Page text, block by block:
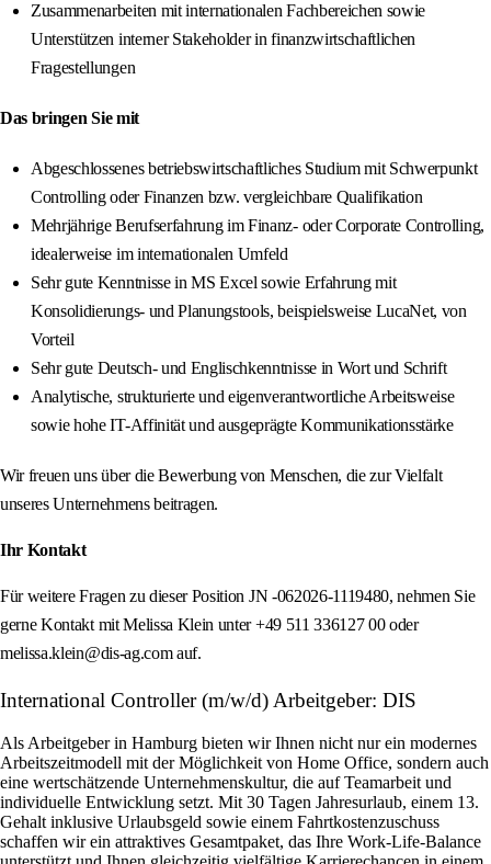
Zusammenarbeiten mit internationalen Fachbereichen sowie
Unterstützen interner Stakeholder in finanzwirtschaftlichen
Fragestellungen
Das bringen Sie mit
Abgeschlossenes betriebswirtschaftliches Studium mit Schwerpunkt
Controlling oder Finanzen bzw. vergleichbare Qualifikation
Mehrjährige Berufserfahrung im Finanz- oder Corporate Controlling,
idealerweise im internationalen Umfeld
Sehr gute Kenntnisse in MS Excel sowie Erfahrung mit
Konsolidierungs- und Planungstools, beispielsweise LucaNet, von
Vorteil
Sehr gute Deutsch- und Englischkenntnisse in Wort und Schrift
Analytische, strukturierte und eigenverantwortliche Arbeitsweise
sowie hohe IT-Affinität und ausgeprägte Kommunikationsstärke
Wir freuen uns über die Bewerbung von Menschen, die zur Vielfalt
unseres Unternehmens beitragen.
Ihr Kontakt
Für weitere Fragen zu dieser Position JN -062026-1119480, nehmen Sie
gerne Kontakt mit Melissa Klein unter +49 511 336127 00 oder
melissa.klein@dis-ag.com auf.
International Controller (m/w/d) Arbeitgeber: DIS
Als Arbeitgeber in Hamburg bieten wir Ihnen nicht nur ein modernes
Arbeitszeitmodell mit der Möglichkeit von Home Office, sondern auch
eine wertschätzende Unternehmenskultur, die auf Teamarbeit und
individuelle Entwicklung setzt. Mit 30 Tagen Jahresurlaub, einem 13.
Gehalt inklusive Urlaubsgeld sowie einem Fahrtkostenzuschuss
schaffen wir ein attraktives Gesamtpaket, das Ihre Work-Life-Balance